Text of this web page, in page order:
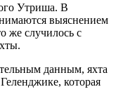
Утриша. В
выяснением
же случилось с
данным, яхта
которая